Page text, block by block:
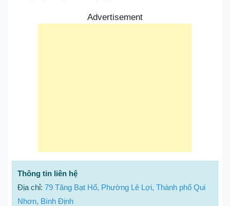
Advertisement
Thông tin liên hệ
Địa chỉ: 79 Tăng Bạt Hổ, Phường Lê Lợi, Thành phố Qui
Nhơn, Bình Định